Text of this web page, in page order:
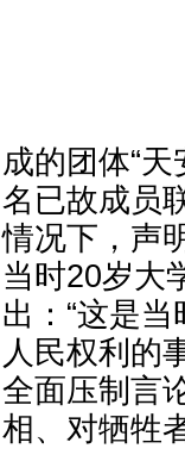
成的团体“
名已故成员
情况下，声
当时20岁大
出：“这是
人民权利的
全面压制言
相、对牺牲